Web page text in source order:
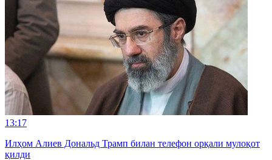
13:17
Илҳом Алиев Дональд Трамп билан телефон орқали мулоқот
қилди